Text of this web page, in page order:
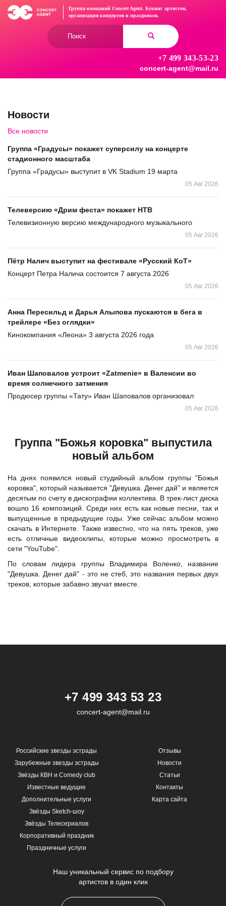
Перейти
Группа компаний Concert Agent. Букинг артистов,
организация концертов и праздников.
+7 499 343-53-23
concert-agent@mail.ru
Новости
Все новости
Группа «Градусы» покажет суперсилу на концерте
стадионного масштаба
Группа «Градусы» выступит в VK Stadium 19 марта
05 Авг 2026
Телеверсию «Дрим феста» покажет НТВ
Телевизионную версию международного музыкального
05 Авг 2026
Пётр Налич выступит на фестивале «Русский КоТ»
Концерт Петра Налича состоится 7 августа 2026
05 Авг 2026
Анна Пересильд и Дарья Алыпова пускаются в бега в
трейлере «Без оглядки»
Кинокомпания «Леона» 3 августа 2026 года
05 Авг 2026
Иван Шаповалов устроит «Zatmenie» в Валенсии во
время солнечного затмения
Продюсер группы «Тату» Иван Шаповалов организовал
05 Авг 2026
Группа "Божья коровка" выпустила
новый альбом
На днях появился новый студийный альбом группы "Божья
коровка" , который называется "Девушка. Денег дай" и является
десятым по счету в дискографии коллектива. В трек-лист диска
вошло 16 композиций. Среди них есть как новые песни, так и
выпущенные в предыдущие годы. Уже сейчас альбом можно
скачать в Интернете. Также известно, что на пять треков, уже
есть отличные видеоклипы, которые можно просмотреть в
сети "YouTube".
По словам лидера группы Владимира Воленко, название
"Девушка. Денег дай" - это не стеб, это названия первых двух
треков, которые забавно звучат вместе.
+7 499 343 53 23
concert-agent@mail.ru
Российские звезды эстрады
Зарубежные звезды эстрады
Звёзды КВН и Comedy club
Известные ведущие
Дополнительные услуги
Звёзды Sketch-шоу
Звёзды Телесериалов
Корпоративный праздник
Праздничные услуги
Отзывы
Новости
Статьи
Контакты
Карта сайта
Наш уникальный сервис по подбору
артистов в один клик